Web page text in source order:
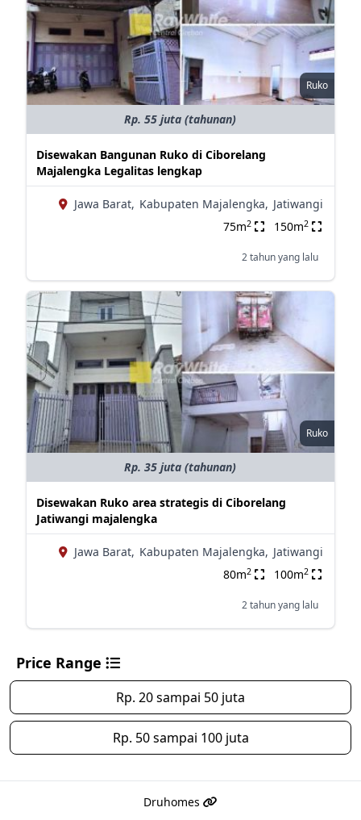
Ruko
Rp. 55 juta (tahunan)
Disewakan Bangunan Ruko di Ciborelang
Majalengka Legalitas lengkap
Jawa Barat, Kabupaten Majalengka, Jatiwangi
75m2 150m2
2 tahun yang lalu
Ruko
Rp. 35 juta (tahunan)
Disewakan Ruko area strategis di Ciborelang
Jatiwangi majalengka
Jawa Barat, Kabupaten Majalengka, Jatiwangi
80m2 100m2
2 tahun yang lalu
Price Range
Rp. 20 sampai 50 juta
Rp. 50 sampai 100 juta
Druhomes